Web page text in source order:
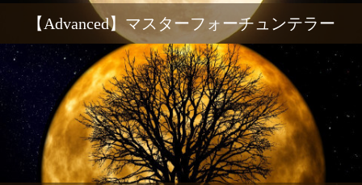
【Advanced】マスターフォーチュンテラー